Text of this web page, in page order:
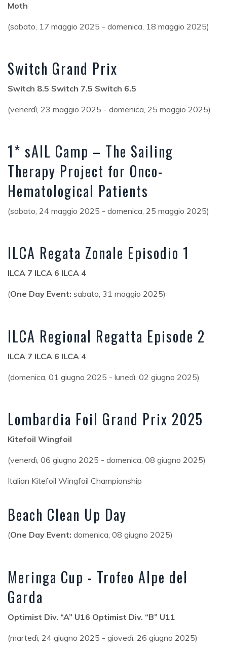
Moth
(sabato, 17 maggio 2025 - domenica, 18 maggio 2025)
Switch Grand Prix
Switch 8.5 Switch 7.5 Switch 6.5
(venerdì, 23 maggio 2025 - domenica, 25 maggio 2025)
1* sAIL Camp – The Sailing
Therapy Project for Onco-
Hematological Patients
(sabato, 24 maggio 2025 - domenica, 25 maggio 2025)
ILCA Regata Zonale Episodio 1
ILCA 7 ILCA 6 ILCA 4
(One Day Event: sabato, 31 maggio 2025)
ILCA Regional Regatta Episode 2
ILCA 7 ILCA 6 ILCA 4
(domenica, 01 giugno 2025 - lunedì, 02 giugno 2025)
Lombardia Foil Grand Prix 2025
Kitefoil Wingfoil
(venerdì, 06 giugno 2025 - domenica, 08 giugno 2025)
Italian Kitefoil Wingfoil Championship
Beach Clean Up Day
(One Day Event: domenica, 08 giugno 2025)
Meringa Cup - Trofeo Alpe del
Garda
Optimist Div. “A” U16 Optimist Div. “B” U11
(martedì, 24 giugno 2025 - giovedì, 26 giugno 2025)